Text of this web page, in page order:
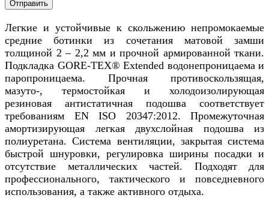
Легкие и устойчивые к скольжению непромокаемые
средние ботинки из сочетания матовой замши
толщиной 2 – 2,2 мм и прочной армированной ткани.
Подкладка GORE-TEX® Extended водонепроницаема и
паропроницаема. Прочная противоскользящая,
мазуто-, термостойкая и холодоизолирующая
резиновая антистатичная подошва соответствует
требованиям EN ISO 20347:2012. Промежуточная
амортизирующая легкая двухслойная подошва из
полиуретана. Система вентиляции, закрытая система
быстрой шнуровки, регулировка ширины посадки и
отсутствие металлических частей. Подходят для
профессионального, тактического и повседневного
использования, а также активного отдыха.